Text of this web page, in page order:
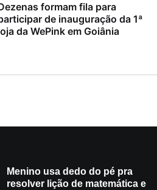
formam fila para
de inauguração da 1ª
da WePink em Goiânia
Menino usa dedo do pé pra
resolver lição de matemática e